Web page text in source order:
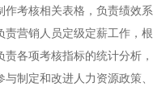
作考核相关表格，负责绩效
责营销人员定级定薪工作，
责各项考核指标的统计分析
与制定和改进人力资源政策